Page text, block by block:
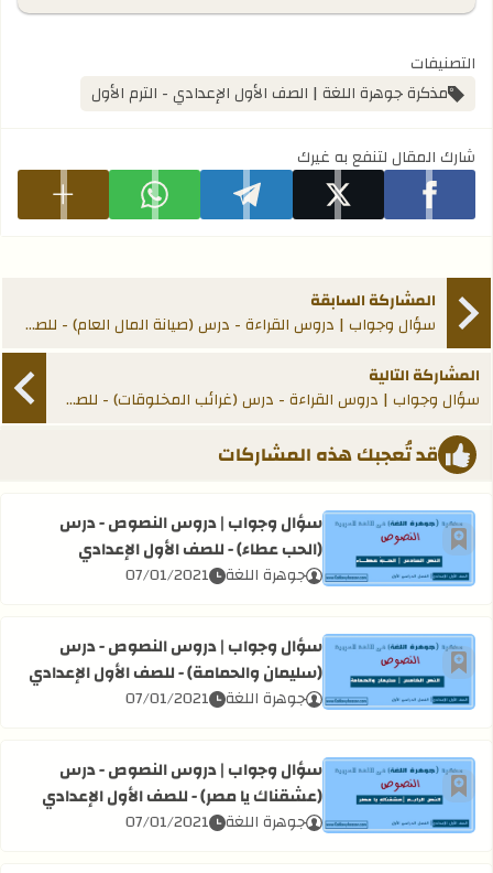
التصنيفات
مذكرة جوهرة اللغة | الصف الأول الإعدادي - الترم الأول
شارك المقال لتنفع به غيرك
شارك على facebook
شارك على x شارك على telegram شارك على whatsapp عرض
المشاركة السابقة
سؤال وجواب | دروس القراءة - درس (صيانة المال العام) - للصف الأول الإعدادي
المشاركة التالية
سؤال وجواب | دروس القراءة - درس (غرائب المخلوقات) - للصف الأول الإعدادي
قد تُعجبك هذه المشاركات
أضف إلى العلامات المرجعية
اقرأ المزيد عن سؤال وجواب | دروس النصوص - درس (الحب
سؤال وجواب | دروس النصوص - درس
(الحب عطاء) - للصف الأول الإعدادي
جوهرة اللغة 07/01/2021
أضف إلى العلامات المرجعية
اقرأ المزيد عن سؤال وجواب | دروس النصوص - درس (سليمان
سؤال وجواب | دروس النصوص - درس
(سليمان والحمامة) - للصف الأول الإعدادي
جوهرة اللغة 07/01/2021
أضف إلى العلامات المرجعية
اقرأ المزيد عن سؤال وجواب | دروس النصوص - درس (عشقناك
سؤال وجواب | دروس النصوص - درس
(عشقناك يا مصر) - للصف الأول الإعدادي
جوهرة اللغة 07/01/2021